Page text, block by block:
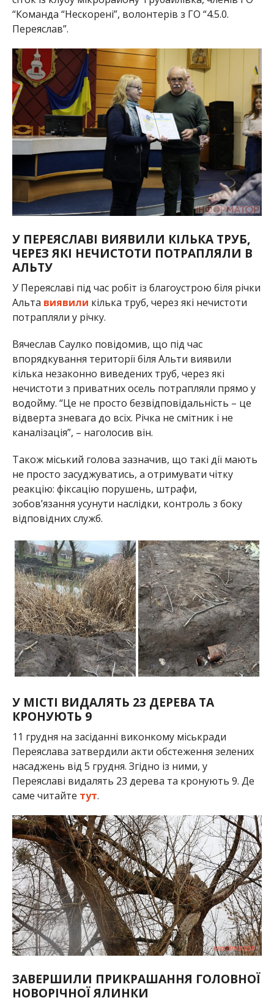
“Команда “Нескорені”, волонтерів з ГО “4.5.0.
Переяслав”.
У ПЕРЕЯСЛАВІ ВИЯВИЛИ КІЛЬКА ТРУБ,
ЧЕРЕЗ ЯКІ НЕЧИСТОТИ ПОТРАПЛЯЛИ В
АЛЬТУ
У Переяславі під час робіт із благоустрою біля річки
Альта виявили кілька труб, через які нечистоти
потрапляли у річку.
Вячеслав Саулко повідомив, що під час
впорядкування території біля Альти виявили
кілька незаконно виведених труб, через які
нечистоти з приватних осель потрапляли прямо у
водойму. “Це не просто безвідповідальність – це
відверта зневага до всіх. Річка не смітник і не
каналізація”, – наголосив він.
Також міський голова зазначив, що такі дії мають
не просто засуджуватись, а отримувати чітку
реакцію: фіксацію порушень, штрафи,
зобов’язання усунути наслідки, контроль з боку
відповідних служб.
У МІСТІ ВИДАЛЯТЬ 23 ДЕРЕВА ТА
КРОНУЮТЬ 9
11 грудня на засіданні виконкому міськради
Переяслава затвердили акти обстеження зелених
насаджень від 5 грудня. Згідно із ними, у
Переяславі видалять 23 дерева та кронують 9. Де
саме читайте тут.
ЗАВЕРШИЛИ ПРИКРАШАННЯ ГОЛОВНОЇ
НОВОРІЧНОЇ ЯЛИНКИ